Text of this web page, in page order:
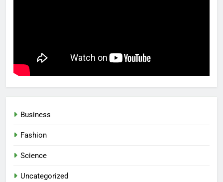
Business
Fashion
Science
Uncategorized